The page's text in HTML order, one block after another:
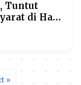
Tuntut
di Hari
»